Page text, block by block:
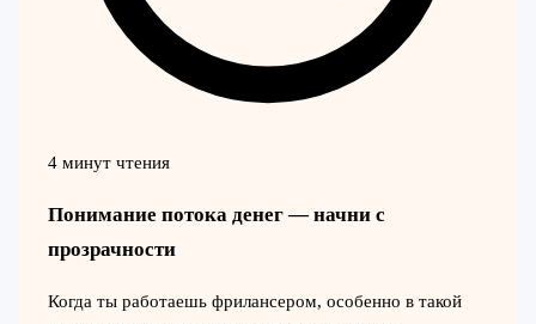
4 минут чтения
Понимание потока денег — начни с
прозрачности
Когда ты работаешь фрилансером, особенно в такой